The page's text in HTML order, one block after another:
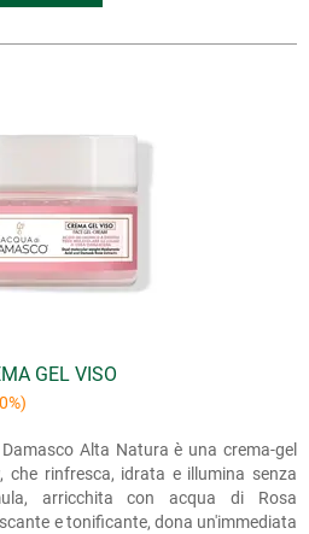
GEL VISO
Alta Natura è una crema-gel
che rinfresca, idrata e illumina senza
arricchita con acqua di Rosa
e tonificante, dona un'immediata